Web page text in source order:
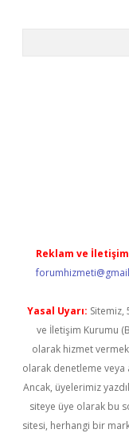
Reklam ve
Yasal Uyarı: Sitemiz,
ve İletişim Kurumu
olarak hizmet
olarak denetleme veya
Ancak, üyelerimiz
siteye üye olarak bu
sitesi, herhangi bir